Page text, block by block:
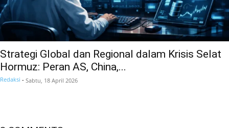
Strategi Global dan Regional dalam Krisis Selat
Hormuz: Peran AS, China,...
Redaksi - Sabtu, 18 April 2026